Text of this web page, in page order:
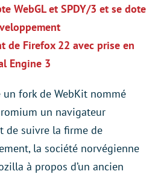
WebGL et SPDY/3 et se dote
de Firefox 22 avec prise en
Engine 3
un fork de WebKit nommé
un navigateur
de suivre la firme de
la société norvégienne
à propos d’un ancien